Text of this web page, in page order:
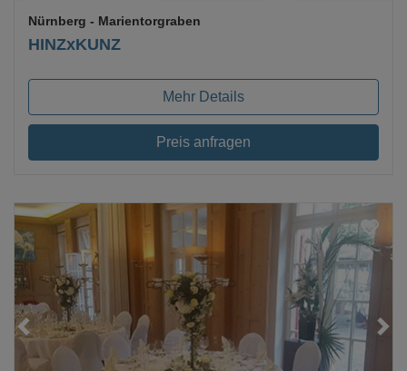
HINZxKUNZ
Nürnberg - Marientorgraben
Mehr Details
Preis anfragen
Loading...